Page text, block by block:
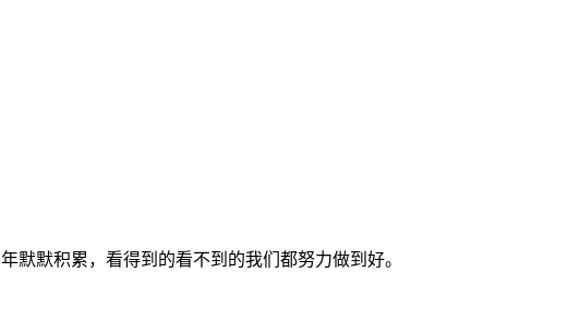
默默积累，看得到的看不到的我们都努力做到好。